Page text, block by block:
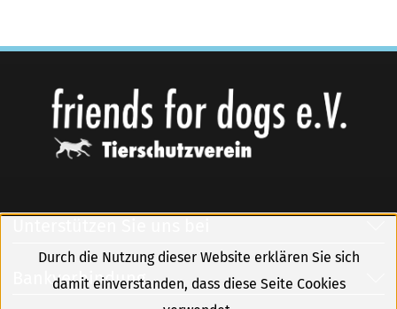
Bankverbindung
Durch die Nutzung dieser Website erklären Sie sich
damit einverstanden, dass diese Seite Cookies